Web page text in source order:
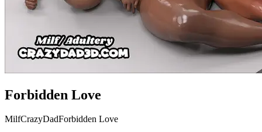
Forbidden Love
MilfCrazyDadForbidden Love